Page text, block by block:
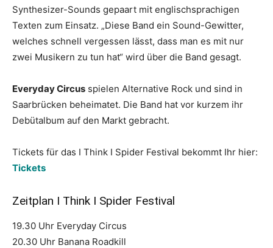
Synthesizer-Sounds gepaart mit englischsprachigen
Texten zum Einsatz. „Diese Band ein Sound-Gewitter,
welches schnell vergessen lässt, dass man es mit nur
zwei Musikern zu tun hat“ wird über die Band gesagt.
Everyday Circus spielen Alternative Rock und sind in
Saarbrücken beheimatet. Die Band hat vor kurzem ihr
Debütalbum auf den Markt gebracht.
Tickets für das I Think I Spider Festival bekommt Ihr hier:
Tickets
Zeitplan I Think I Spider Festival
19.30 Uhr Everyday Circus
20.30 Uhr Banana Roadkill